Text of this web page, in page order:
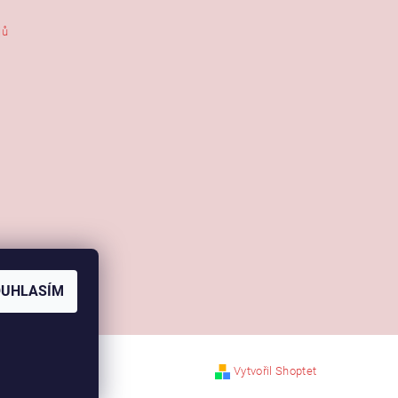
Vytvořil Shoptet